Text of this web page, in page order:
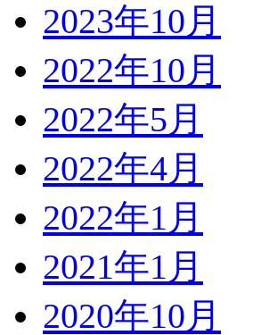
2023年10月
2022年10月
2022年5月
2022年4月
2022年1月
2021年1月
2020年10月